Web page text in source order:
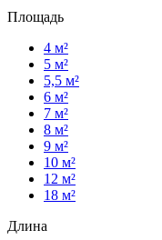
Площадь
4 м²
5 м²
5,5 м²
6 м²
7 м²
8 м²
9 м²
10 м²
12 м²
18 м²
Длина